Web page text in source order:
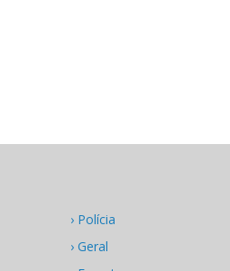
› Polícia
› Geral